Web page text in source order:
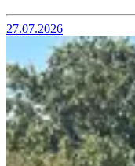
27.07.2026